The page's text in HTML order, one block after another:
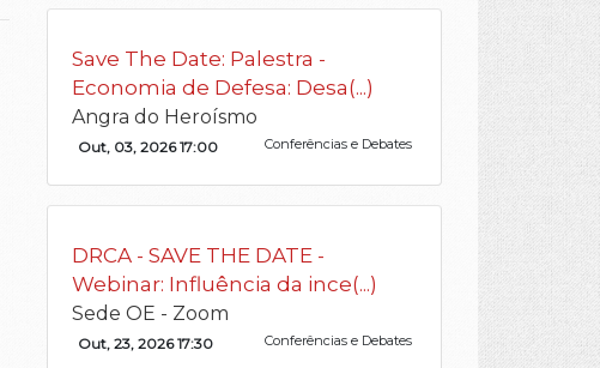
Save The Date: Palestra -
Economia de Defesa: Desa(...)
Angra do Heroísmo
Out, 03, 2026 17:00 Conferências e Debates
DRCA - SAVE THE DATE -
Webinar: Influência da ince(...)
Sede OE - Zoom
Out, 23, 2026 17:30 Conferências e Debates